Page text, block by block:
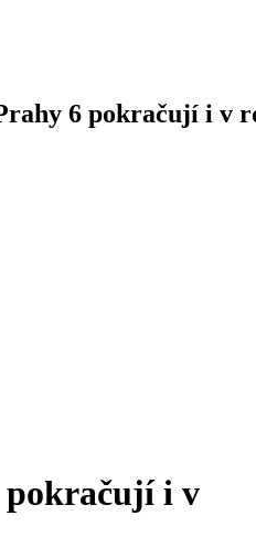
6 pokračují i v
pokračují i v